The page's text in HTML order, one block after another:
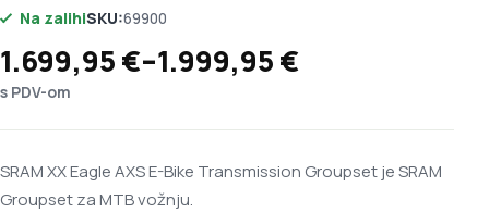
Na zalihiSKU:69900
1.699,95€–1.999,95€
Raspon cijena: od 1.699,95 € do
s PDV-om
SRAM XX Eagle AXS E-Bike Transmission Groupset je SRAM
Groupset za MTB vožnju.